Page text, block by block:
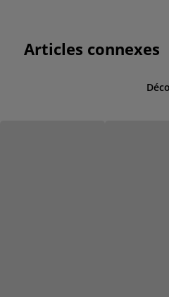
Articles connexes